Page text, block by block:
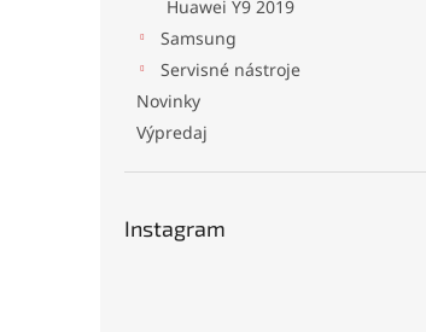
Huawei Y9 2019
Samsung
Servisné nástroje
Novinky
Výpredaj
Instagram